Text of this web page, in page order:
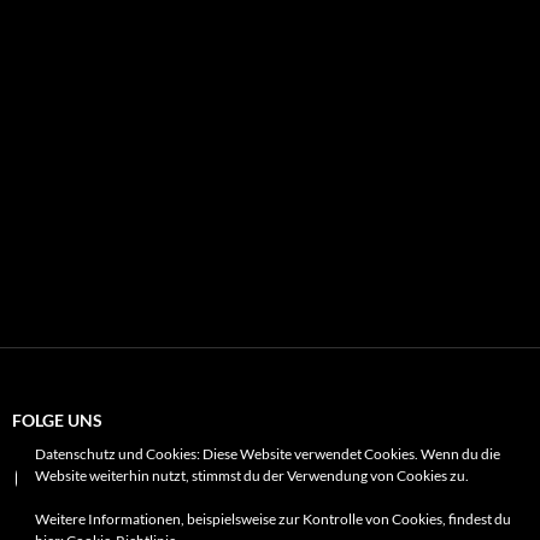
FOLGE UNS
Instagram
X
Datenschutz und Cookies: Diese Website verwendet Cookies. Wenn du die
Website weiterhin nutzt, stimmst du der Verwendung von Cookies zu.
Weitere Informationen, beispielsweise zur Kontrolle von Cookies, findest du